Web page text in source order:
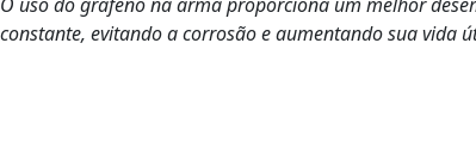
constante, evitando a corrosão e aumentando sua vida